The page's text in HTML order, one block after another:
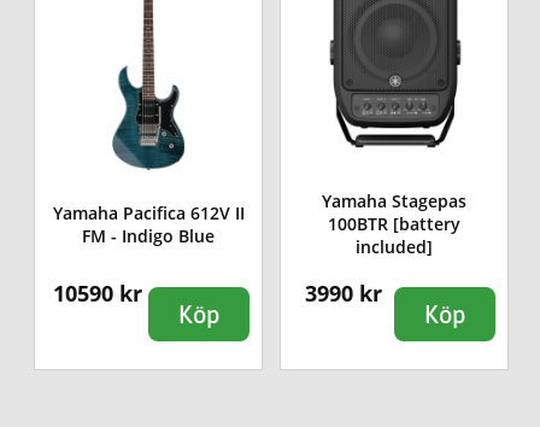
Yamaha Pacifica 612V II
FM - Indigo Blue
10590 kr
Köp
Yamaha Stagepas
100BTR [battery
included]
3990 kr
Köp